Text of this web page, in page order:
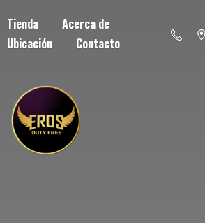
Tienda
Acerca de
Ubicación
Contacto